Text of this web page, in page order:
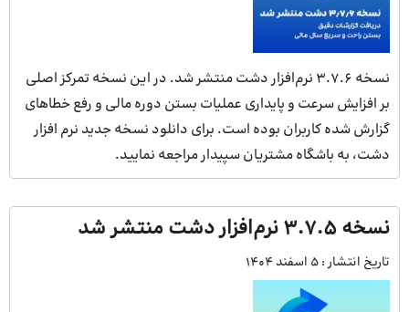
نسخه 3.7.6 نرم‌افزار دشت منتشر شد. در این نسخه تمرکز اصلی
بر افزایش سرعت و پایداری عملیات بستن دوره مالی و رفع خطاهای
گزارش شده کاربران بوده است. برای دانلود نسخه جدید نرم افزار
دشت، به باشگاه مشتریان سپیدار مراجعه نمایید.
نسخه ۳.۷.۵ نرم‌افزار دشت منتشر شد
تاریخ انتشار : 5 اسفند 1404